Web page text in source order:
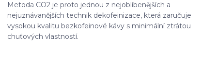
Metoda CO2 je proto jednou z nejoblíbenějších a
nejuznávanějších technik dekofeinizace, která zaručuje
vysokou kvalitu bezkofeinové kávy s minimální ztrátou
chuťových vlastností.